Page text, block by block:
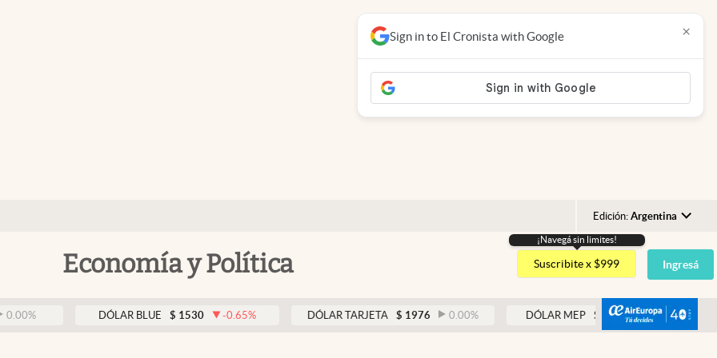
Edición: Argentina
Argentina
España
México
USA
Economía y Política
¡Navegá sin limites!
Suscribite x $999 Ingresá
DÓLAR BLUE $ 1530 -0.65 % DÓLAR TARJETA $ 1976 0.00% DÓLAR MEP $ 1521,52 0.23%
Sign in to El Cronista with Google ×